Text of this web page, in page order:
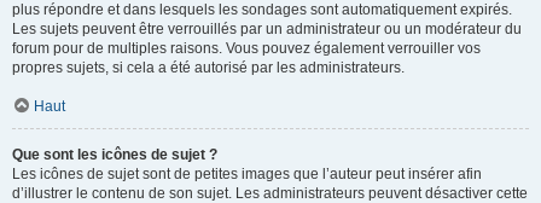
plus répondre et dans lesquels les sondages sont automatiquement expirés.
Les sujets peuvent être verrouillés par un administrateur ou un modérateur du
forum pour de multiples raisons. Vous pouvez également verrouiller vos
propres sujets, si cela a été autorisé par les administrateurs.
Haut
Que sont les icônes de sujet ?
Les icônes de sujet sont de petites images que l’auteur peut insérer afin
d’illustrer le contenu de son sujet. Les administrateurs peuvent désactiver cette